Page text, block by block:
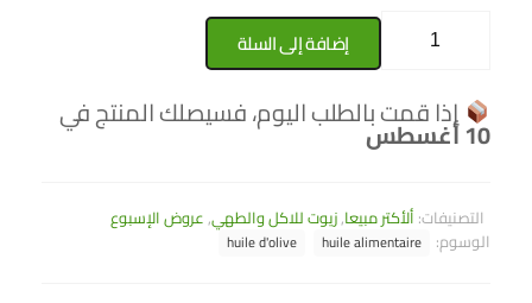
إضافة إلى السلة
إذا قمت بالطلب اليوم، فسيصلك المنتج في
10 أغسطس
التصنيفات: ألأكتر مبيعا,زيوت للاكل والطهي,عروض الإسبوع
الوسوم: huile alimentaire
huile d'olive